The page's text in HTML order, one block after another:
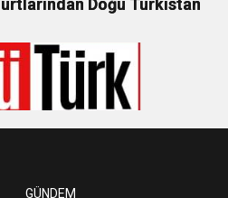
Doğu Türkistan
GÜNDEM